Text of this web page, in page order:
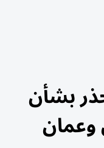
بشأن
وعمان